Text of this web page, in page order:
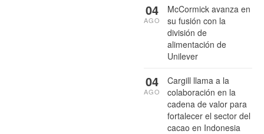
McCormick avanza en
su fusión con la
división de
alimentación de
Unilever
04
AGO
Cargill llama a la
colaboración en la
cadena de valor para
fortalecer el sector del
cacao en Indonesia
04
AGO